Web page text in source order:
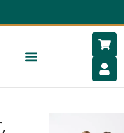
schlafen.com